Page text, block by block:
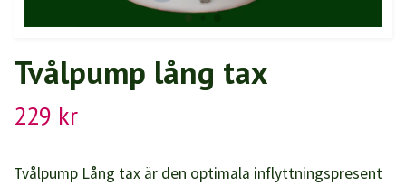
Tvålpump lång tax
229 kr
Tvålpump Lång tax är den optimala inflyttningspresent